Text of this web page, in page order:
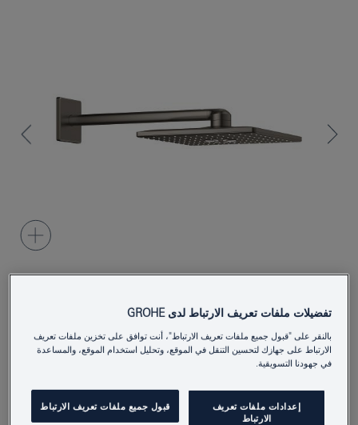
Product Number
EAN
4005176943836
Colour
Download specification
تفضيلات ملفات تعريف الارتباط لدى GROHE
بالنقر على "قبول جميع ملفات تعريف الارتباط"، أنت توافق على تخزين ملفات تعريف
الارتباط على جهازك لتحسين التنقل في الموقع، وتحليل استخدام الموقع، والمساعدة
في جهودنا التسويقية.
إعدادات ملفات تعريف
الارتباط
قبول جميع ملفات تعريف الارتباط